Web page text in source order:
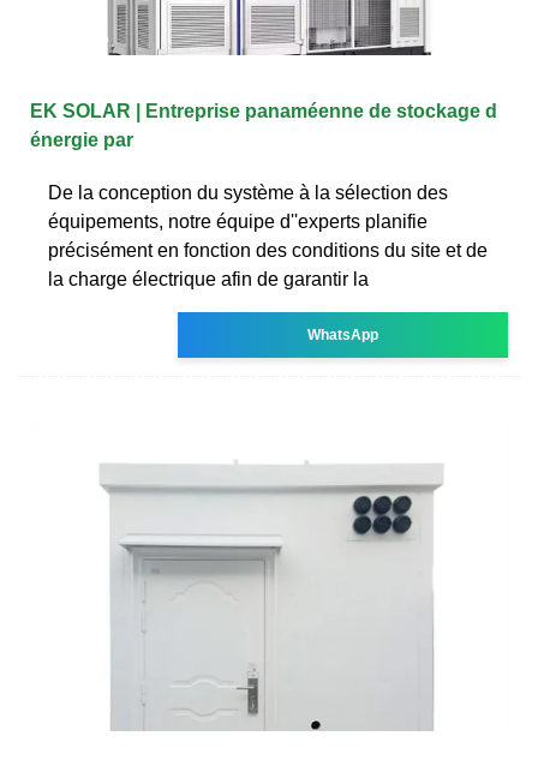
EK SOLAR | Entreprise panaméenne de stockage d
énergie par
De la conception du système à la sélection des
équipements, notre équipe d''experts planifie
précisément en fonction des conditions du site et de
la charge électrique afin de garantir la
WhatsApp